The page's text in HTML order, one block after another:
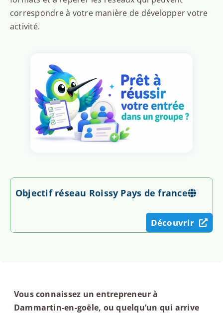
correspondre à votre manière de développer votre
activité.
Objectif réseau Roissy Pays de france
Découvrir
Vous connaissez un entrepreneur à
Dammartin-en-goële, ou quelqu’un qui arrive